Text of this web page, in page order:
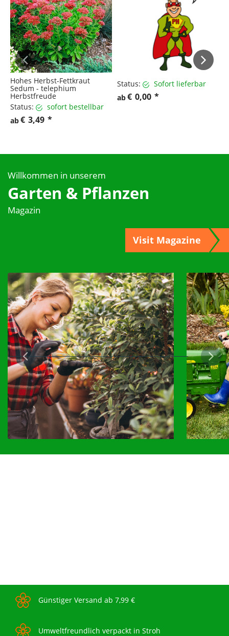
Hohes Herbst-Fettkraut
Sedum - telephium
Herbstfreude
Status:
sofort bestellbar
ab€ 3,49 *
Status:
Sofort lieferbar
ab€ 0,00 *
Willkommen in unserem
Garten & Pflanzen
Magazin
Visit Magazine
Günstiger Versand ab 7,99 €
Umweltfreundlich verpackt in Stroh